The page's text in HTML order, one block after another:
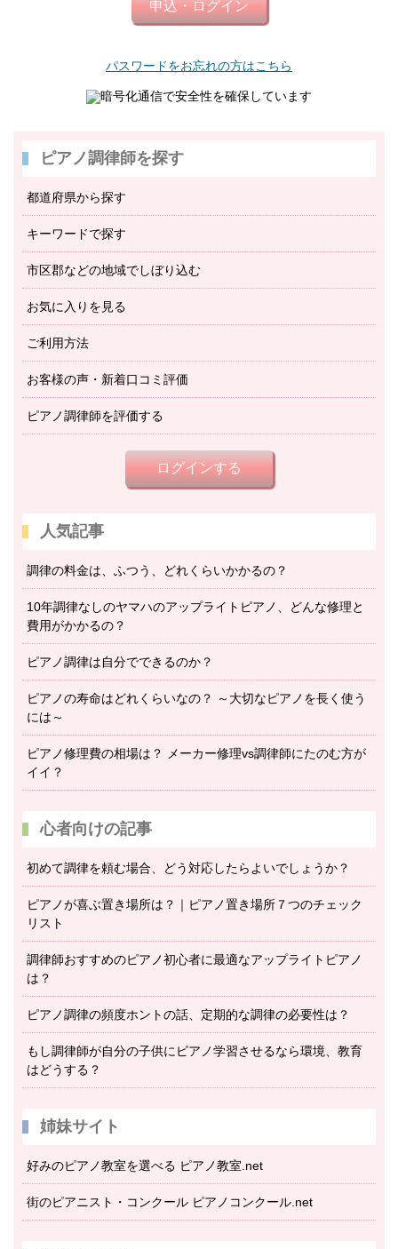
パスワードをお忘れの方はこちら
暗号化通信で安全性を確保しています
ピアノ調律師を探す
都道府県から探す
キーワードで探す
市区郡などの地域でしぼり込む
お気に入りを見る
ご利用方法
お客様の声・新着口コミ評価
ピアノ調律師を評価する
ログインする
人気記事
調律の料金は、ふつう、どれくらいかかるの？
10年調律なしのヤマハのアップライトピアノ、どんな修理と
費用がかかるの？
ピアノ調律は自分でできるのか？
ピアノの寿命はどれくらいなの？ ～大切なピアノを長く使う
には～
ピアノ修理費の相場は？ メーカー修理vs調律師にたのむ方が
イイ？
心者向けの記事
初めて調律を頼む場合、どう対応したらよいでしょうか？
ピアノが喜ぶ置き場所は？｜ピアノ置き場所７つのチェック
リスト
調律師おすすめのピアノ初心者に最適なアップライトピアノ
は？
ピアノ調律の頻度ホントの話、定期的な調律の必要性は？
もし調律師が自分の子供にピアノ学習させるなら環境、教育
はどうする？
姉妹サイト
好みのピアノ教室を選べる ピアノ教室.net
街のピアニスト・コンクール ピアノコンクール.net